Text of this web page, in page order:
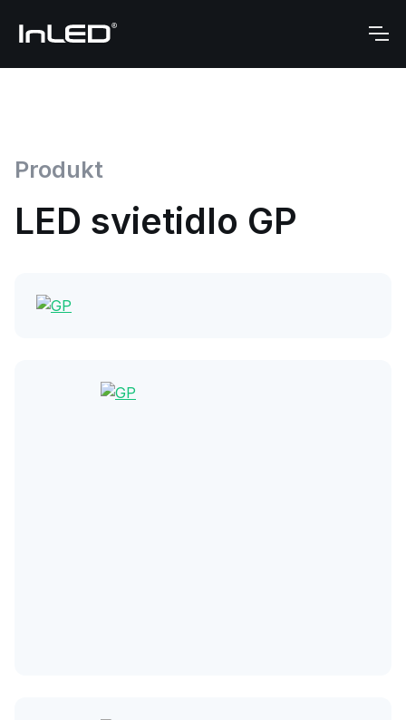
Produkt
LED svietidlo GP